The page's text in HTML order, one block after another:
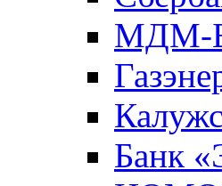
МДМ-
Банк